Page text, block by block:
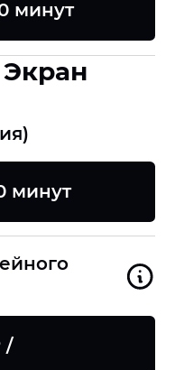
минут
минут
/